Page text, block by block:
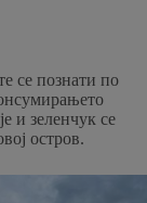
се познати по
и зеленчук се
остров.